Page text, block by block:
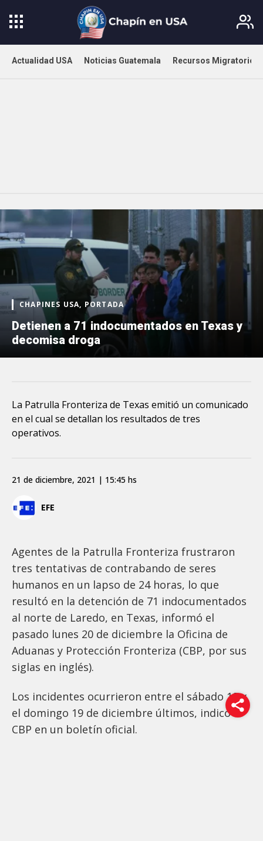
Actualidad USA Noticias Guatemala Recursos Migratorios
CHAPINES USA, PORTADA
Detienen a 71 indocumentados en Texas y
decomisa droga
La Patrulla Fronteriza de Texas emitió un comunicado
en el cual se detallan los resultados de tres
operativos.
EFE
21 de diciembre, 2021 | 15:45 hs
Agentes de la Patrulla Fronteriza frustraron
tres tentativas de contrabando de seres
humanos en un lapso de 24 horas, lo que
resultó en la detención de 71 indocumentados
al norte de Laredo, en Texas, informó el
pasado lunes 20 de diciembre la Oficina de
Aduanas y Protección Fronteriza (CBP, por sus
siglas en inglés).
Los incidentes ocurrieron entre el sábado 18 y
el domingo 19 de diciembre últimos, indicó la
CBP en un boletín oficial.